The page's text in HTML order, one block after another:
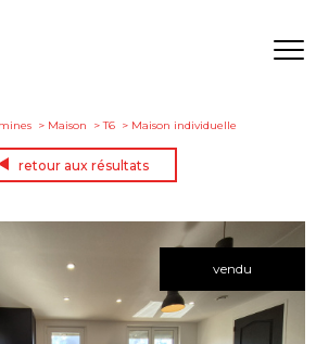
Maison T6 Maison individuelle
retour aux résultats
vendu